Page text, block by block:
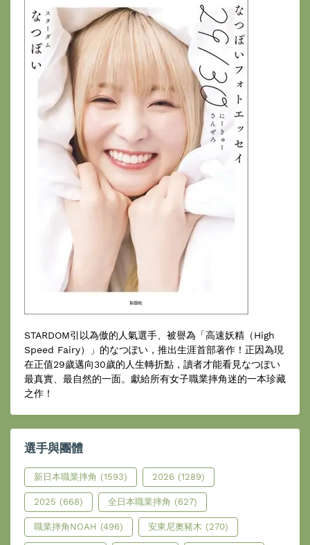
STARDOM引以為傲的人氣選手、被譽為「高速妖精（High
Speed Fairy）」的なつぽい，推出生涯首部著作！正因為現
在正值29歲邁向30歲的人生轉折點，讀者才能看見なつぽい
最真實、最自然的一面。獻給所有女子職業摔角迷的一本珍藏
之作！
選手與團體
新日本職業摔角 (1593) 2026 (1289)
2025 (668) 全日本職業摔角 (627)
職業摔角NOAH (496) 安東尼奧豬木 (270)